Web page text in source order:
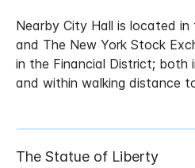
Nearby City Hall is located in
and The New York Stock
in the Financial District; both
and within walking distance